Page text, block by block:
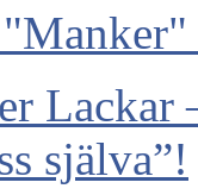
Lackar
själva”!